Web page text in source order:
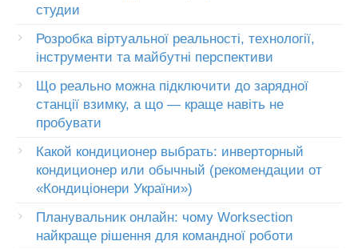
студии
Розробка віртуальної реальності, технології,
інструменти та майбутні перспективи
Що реально можна підключити до зарядної
станції взимку, а що — краще навіть не
пробувати
Какой кондиционер выбрать: инверторный
кондиционер или обычный (рекомендации от
«Кондиціонери України»)
Планувальник онлайн: чому Worksection
найкраще рішення для командної роботи